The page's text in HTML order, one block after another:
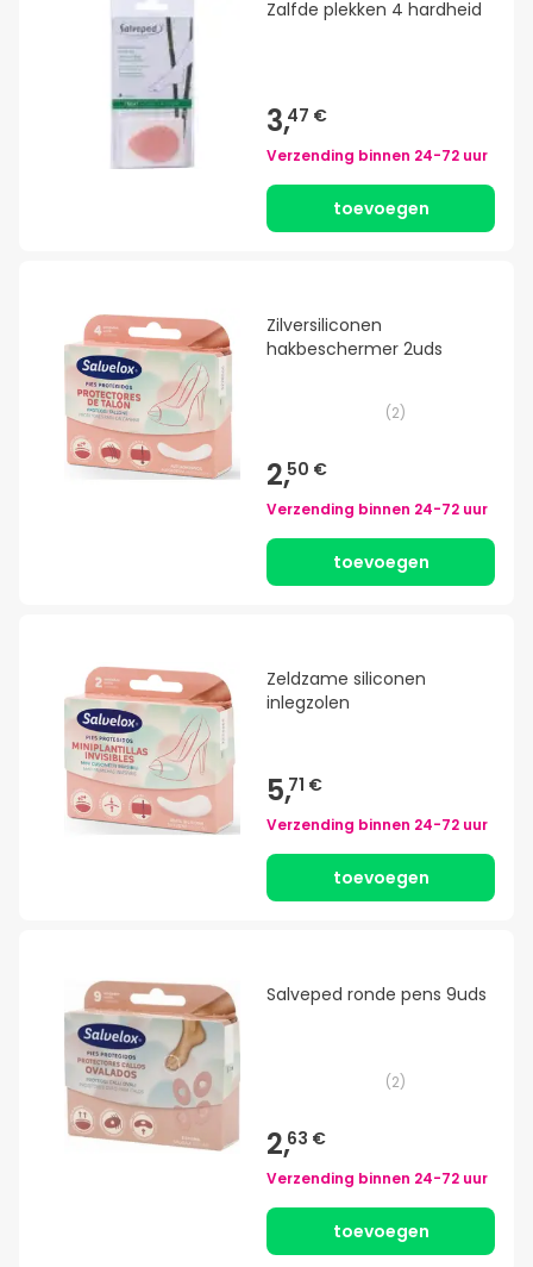
Zalfde plekken 4 hardheid
3,47 €
Verzending binnen 24-72 uur
toevoegen
Zilversiliconen
hakbeschermer 2uds
(2)
2,50 €
Verzending binnen 24-72 uur
toevoegen
Zeldzame siliconen
inlegzolen
5,71 €
Verzending binnen 24-72 uur
toevoegen
Salveped ronde pens 9uds
(2)
2,63 €
Verzending binnen 24-72 uur
toevoegen